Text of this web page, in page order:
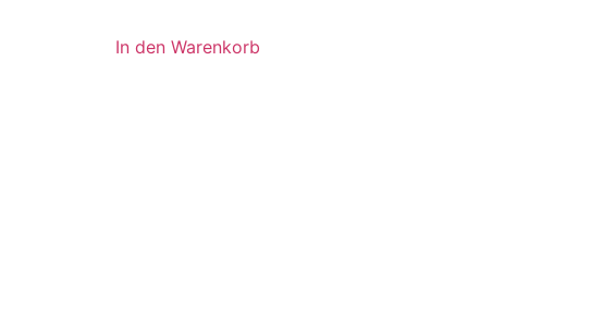
In den Warenkorb